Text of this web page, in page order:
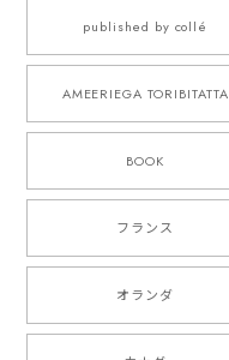
published by collé
AMEERIEGA TORIBITATTA
BOOK
フランス
オランダ